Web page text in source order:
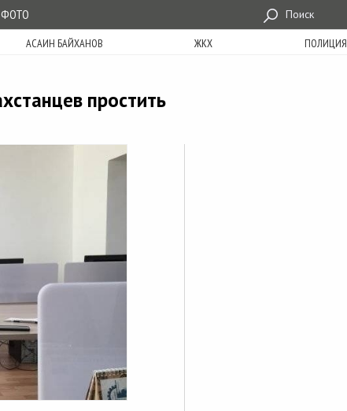
ФОТО Поиск
АСАИН БАЙХАНОВ ЖКХ ПОЛИЦИЯ
простить